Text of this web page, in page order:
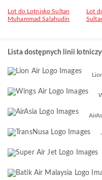
Lot do Lotnisko Sultan
Muhammad Salahudin
Lot
Lista dostępnych linii